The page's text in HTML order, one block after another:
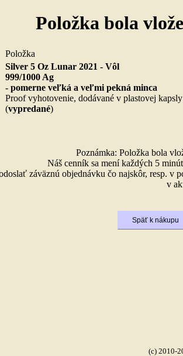
Položka bola
Položka
Silver 5 Oz Lunar 2021 - Vôl
999/1000 Ag
- pomerne veľká a veľmi pekná minca
Proof vyhotovenie, dodávané v plastovej kapsly
(vypredané)
Poznámka: Položka bola
Náš cenník sa mení každých 5
záväznú objednávku čo najskôr, resp. v
v
(c) 2010-